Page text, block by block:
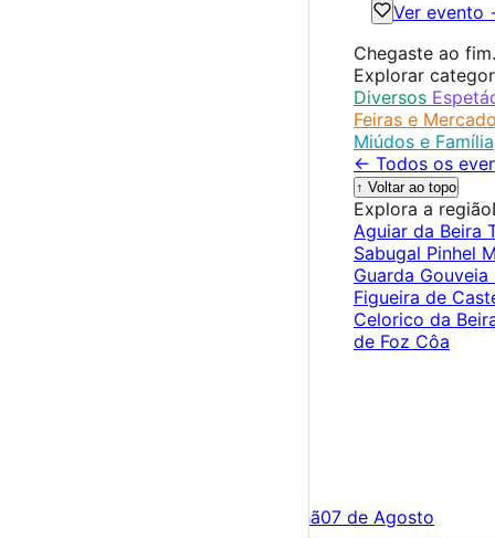
Ver evento
Chegaste ao fim.
Explorar
Diversos
Feiras e
Miúdos e Família
← Todos os
↑ Voltar ao topo
Explora a região
Aguiar da Beira
Sabugal Pinhel
Guarda Gouveia
Figueira de
Celorico da
de Foz Côa
Amanhã07 de Agosto